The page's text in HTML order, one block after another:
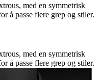
med en symmetrisk
å passe flere grep og stiler.
med en symmetrisk
å passe flere grep og stiler.